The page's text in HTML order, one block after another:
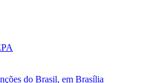
do Brasil, em Brasília